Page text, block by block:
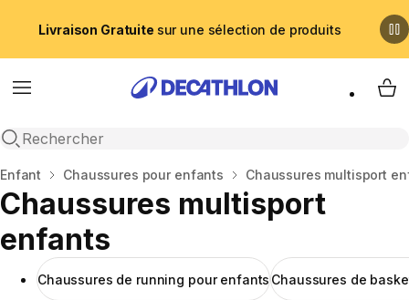
Livraison Gratuite sur une sélection de produits
Menu
Recherche ouverte
My
Accueil
Enfant Chaussures pour enfants Chaussures multisport
Chaussures multisport
enfants
Chaussures de running pour enfants Chaussures de